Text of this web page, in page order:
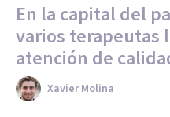
En la capital del
varios terapeutas
atención de
Xavier Molina